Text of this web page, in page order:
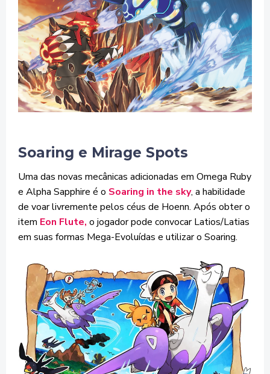
Soaring e Mirage Spots
Uma das novas mecânicas adicionadas em Omega Ruby
e Alpha Sapphire é o Soaring in the sky, a habilidade
de voar livremente pelos céus de Hoenn. Após obter o
item Eon Flute, o jogador pode convocar Latios/Latias
em suas formas Mega-Evoluídas e utilizar o Soaring.